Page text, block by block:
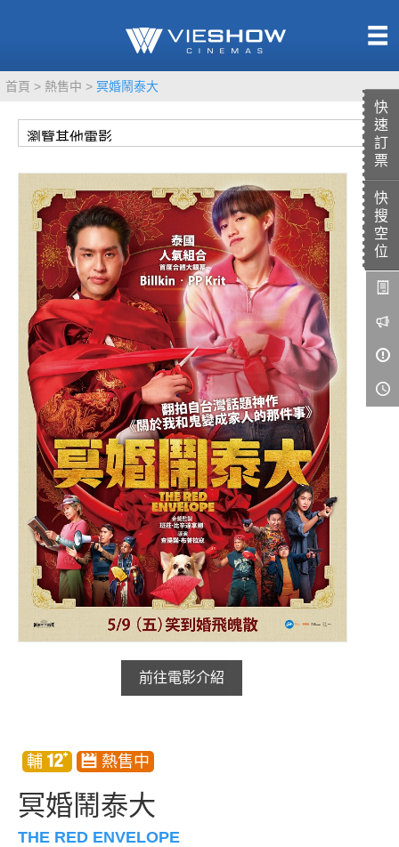
快
速
訂
票
快
搜
空
位
首頁 熱售中 冥婚鬧泰大
前往電影介紹
冥婚鬧泰大
THE RED ENVELOPE
TITAN SCREEN
MUCROWN
IMAX
4DX
VR 演唱會
GOLD CLASS
AD口述影像
LIVE演唱會
影城餐飲
UNICORN
影城公告
影城活動
中獎名單
合作夥伴
商家介紹
加入iShow
會員Q&A